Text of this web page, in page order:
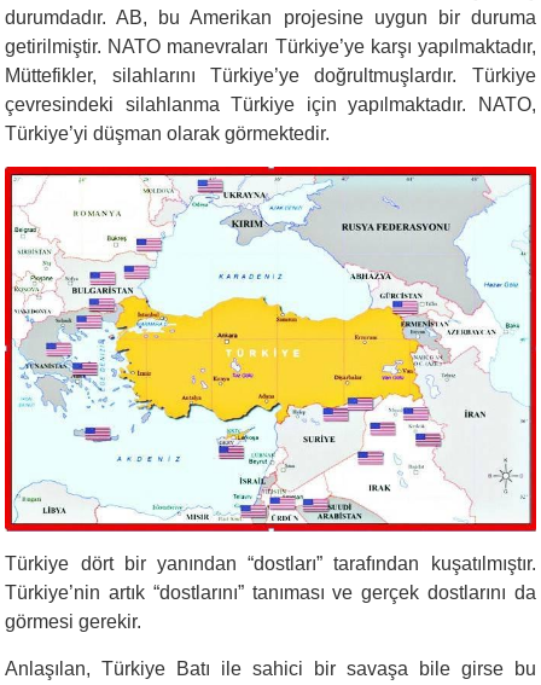
durumdadır. AB, bu Amerikan projesine uygun bir duruma
getirilmiştir. NATO manevraları Türkiye’ye karşı yapılmaktadır,
Müttefikler, silahlarını Türkiye’ye doğrultmuşlardır. Türkiye
çevresindeki silahlanma Türkiye için yapılmaktadır. NATO,
Türkiye’yi düşman olarak görmektedir.
Türkiye dört bir yanından “dostları” tarafından kuşatılmıştır.
Türkiye’nin artık “dostlarını” tanıması ve gerçek dostlarını da
görmesi gerekir.
Anlaşılan, Türkiye Batı ile sahici bir savaşa bile girse bu